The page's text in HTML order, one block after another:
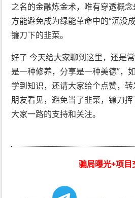
之名的金融炼金术，唯有穿透概念
方能避免成为绿能革命中的“沉没
镰刀下的韭菜。
好了 今天给大家聊到这里，还是
是一种修养，分享是一种美德”，
学到知识，还请大家给个点赞，
朋友看见，避免当了韭菜，镰刀
大家一路的支持和关注。
骗局曝光+项目